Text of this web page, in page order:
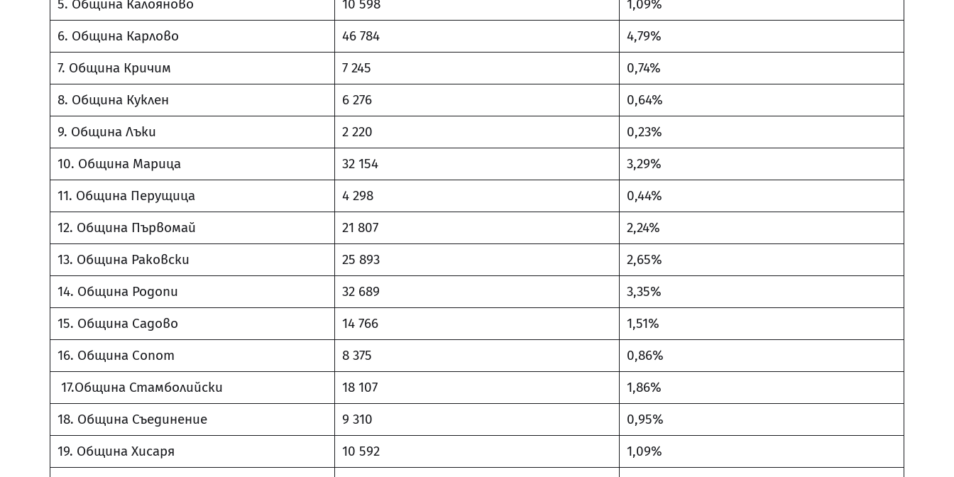
5. Община Калояново
10 598
1,09%
6. Община Карлово
46 784
4,79%
7. Община Кричим
7 245
0,74%
8. Община Куклен
6 276
0,64%
9. Община Лъки
2 220
0,23%
10. Община Марица
32 154
3,29%
11. Община Перущица
4 298
0,44%
12. Община Първомай
21 807
2,24%
13. Община Раковски
25 893
2,65%
14. Община Родопи
32 689
3,35%
15. Община Садово
14 766
1,51%
16. Община Сопот
8 375
0,86%
17.Община Стамболийски
18 107
1,86%
18. Община Съединение
9 310
0,95%
19. Община Хисаря
10 592
1,09%